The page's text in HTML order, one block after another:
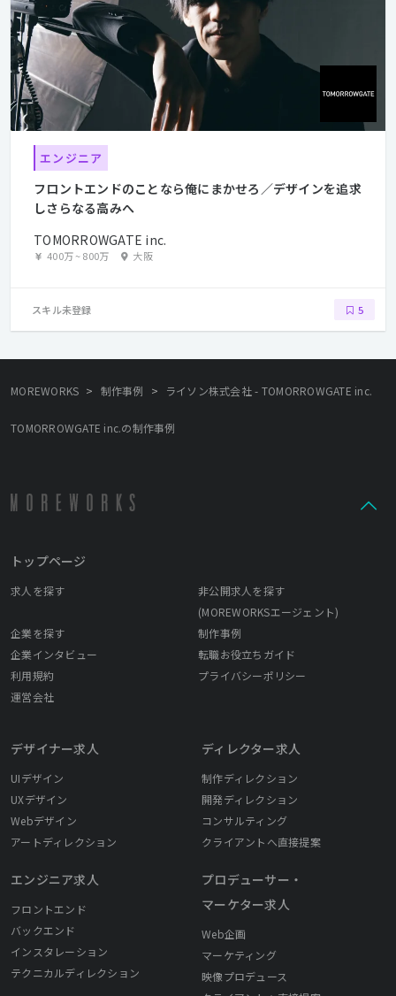
エンジニア
フロントエンドのことなら俺にまかせろ／デザインを追求
しさらなる高みへ
TOMORROWGATE inc.
400万~800万 大阪
スキル未登録 5
MOREWORKS > 制作事例 > ライソン株式会社 - TOMORROWGATE inc.
TOMORROWGATE inc.の制作事例
トップページ
求人を探す
非公開求人を探す
(MOREWORKSエージェント)
企業を探す
制作事例
企業インタビュー
転職お役立ちガイド
利用規約
プライバシーポリシー
運営会社
デザイナー求人
UIデザイン
UXデザイン
Webデザイン
アートディレクション
エンジニア求人
フロントエンド
バックエンド
インスタレーション
テクニカルディレクション
ディレクター求人
制作ディレクション
開発ディレクション
コンサルティング
クライアントへ直接提案
プロデューサー・
マーケター求人
Web企画
マーケティング
映像プロデュース